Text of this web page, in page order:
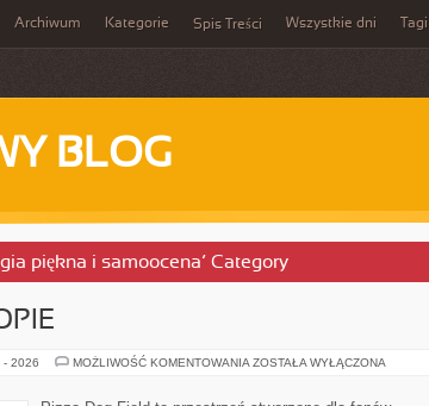
Archiwum Kategorie Spis Treści Wszystkie dni Tagi
BLOG
piękna i samoocena’ Category
- 2026 MOŻLIWOŚĆ KOMENTOWANIA PIZZERIE
ZOSTAŁA WYŁĄCZONA